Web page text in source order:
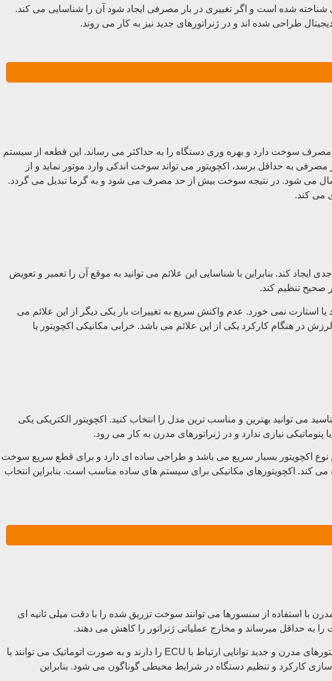
شده است و اگر تغییری در بار مصرفی ایجاد شود آن را شناسایی می کند.
طراحی شده اند و در ژنراتورهای جدید نیز به کار می روند.
سوخت دارد و بهره وری دستگاه را به حداکثر می رساند. این قطعه از سیستم
به حداقل برسد، اکچویتور می تواند سوخت اندکی وارد موتور نماید و از
می شود. در نتیجه سوخت بیش از حد مصرف می شود و به گرما تبدیل می گردد.
می کند.
ایجاد کند. بنابراین با شناسایی این علائم می توانید به موقع آن را تعمیر و تعویض
صحیح تنظیم کند.
استارت نمی خورد. عدم واکنش سریع به تغییرات بار یکی دیگر از این علائم می
در هنگام کارکرد یکی از این علائم می باشد. خرابی مکانیکی اکچویتور یا
می توانید بهترین و مناسب ترین مدل را انتخاب کنید. اکچویتور الکتریکی یکی
نیازی ندارد و در ژنراتورهای مدرن به کار می رود.
نوع اکچویتور بسیار سریع می باشد و طراحی ساده ای دارد و برای قطع سریع سوخت
کند. اکچویتورهای مکانیکی برای سیستم های ساده مناسب است. بنابراین انتخاب
با استفاده از سنسورها می توانند سوخت تزریق شده را با دقت میلی ثانیه ای
به حداقل میرساند و مخارج عملیاتی ژنراتور را کاهش می دهند.
اکچویتورهای پیشرفته به تغییرات بار پاسخ سریع می دهد. به سرعت به کم شدن و زیاد شدن بار واکنش نشان می دهد. اکچویتورهای مدرن و جدید توانایی ارتباط با ECU را دارند و به صورت اتوماتیک می توانند با
کارکرد و تنظیم دستگاه در شرایط محیطی گوناگون می شود. بنابراین